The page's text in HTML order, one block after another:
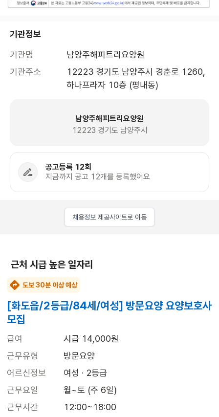
기관정보
기관명
남양주해피트리요양원
기관주소
12223 경기도 남양주시 경춘로 1260,
하나프라자 10층 (평내동)
남양주해피트리요양원
12223 경기도 남양주시
공고등록 12회
지금까지 공고 12개를 등록했어요
채용정보 제공사이트로 이동
근처 시급 높은 일자리
도보 30분 이상 예상
[화도읍/2등급/84세/여성] 방문요양 요양보호사
모집
급여
시급 14,000원
근무유형
방문요양
어르신정보
여성 · 2등급
근무요일
월~토 (주 6일)
근무시간
12:00~18:00